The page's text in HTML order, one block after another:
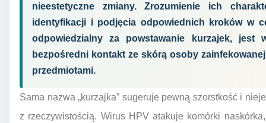
nieestetyczne zmiany. Zrozumienie ich
identyfikacji i podjęcia odpowiednich kroków w
odpowiedzialny za powstawanie kurzajek,
bezpośredni kontakt ze skórą osoby
przedmiotami.
Sama nazwa „kurzajka” sugeruje pewną szorstkość i
z rzeczywistością. Wirus HPV atakuje komórki